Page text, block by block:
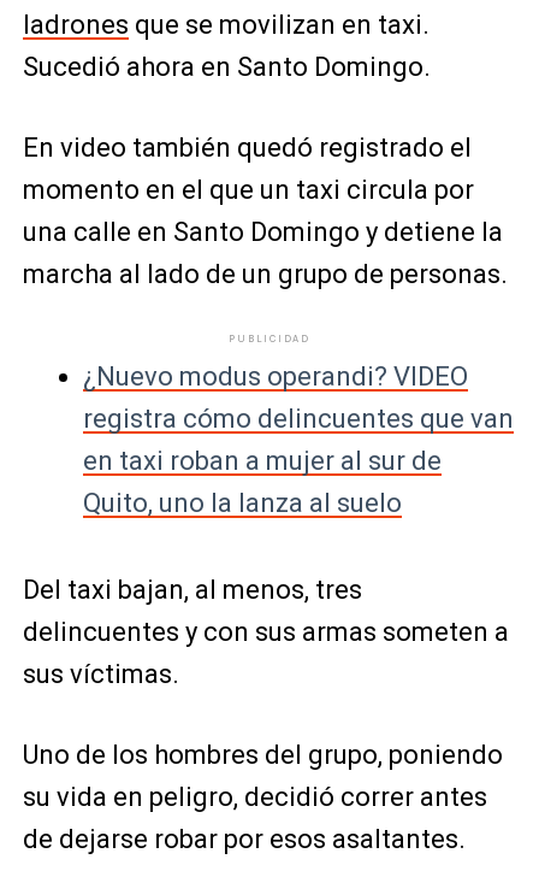
ladrones que se movilizan en taxi.
Sucedió ahora en Santo Domingo.
En video también quedó registrado el
momento en el que un taxi circula por
una calle en Santo Domingo y detiene la
marcha al lado de un grupo de personas.
PUBLICIDAD
¿Nuevo modus operandi? VIDEO
registra cómo delincuentes que van
en taxi roban a mujer al sur de
Quito, uno la lanza al suelo
Del taxi bajan, al menos, tres
delincuentes y con sus armas someten a
sus víctimas.
Uno de los hombres del grupo, poniendo
su vida en peligro, decidió correr antes
de dejarse robar por esos asaltantes.